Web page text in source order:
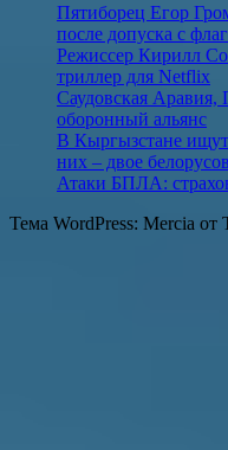
Пятиборец Егор
после допуска с
Режиссер Кирилл
триллер для Netflix
Саудовская Аравия,
оборонный альянс
В Кыргызстане
них – двое белорусов
Атаки БПЛА:
Тема WordPress: Mercia от